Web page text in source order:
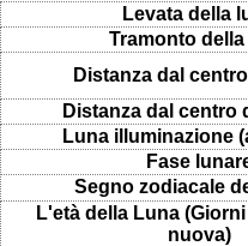
Levata della
Tramonto
Distanza dal
Distanza dal centro
Luna illuminazione
Fase
Segno zodiacale
L'età della Luna
nuova)